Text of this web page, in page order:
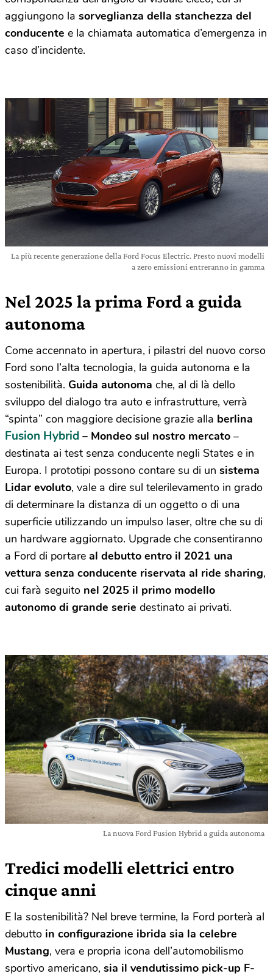
aggiungono la sorveglianza della stanchezza del
conducente e la chiamata automatica d’emergenza in
caso d’incidente.
La più recente generazione della Ford Focus Electric. Presto nuovi modelli
a zero emissioni entreranno in gamma
Nel 2025 la prima Ford a guida
autonoma
Come accennato in apertura, i pilastri del nuovo corso
Ford sono l’alta tecnologia, la guida autonoma e la
sostenibilità. Guida autonoma che, al di là dello
sviluppo del dialogo tra auto e infrastrutture, verrà
“spinta” con maggiore decisione grazie alla berlina
Fusion Hybrid – Mondeo sul nostro mercato –
destinata ai test senza conducente negli States e in
Europa. I prototipi possono contare su di un sistema
Lidar evoluto, vale a dire sul telerilevamento in grado
di determinare la distanza di un oggetto o di una
superficie utilizzando un impulso laser, oltre che su di
un hardware aggiornato. Upgrade che consentiranno
a Ford di portare al debutto entro il 2021 una
vettura senza conducente riservata al ride sharing,
cui farà seguito nel 2025 il primo modello
autonomo di grande serie destinato ai privati.
La nuova Ford Fusion Hybrid a guida autonoma
Tredici modelli elettrici entro
cinque anni
E la sostenibilità? Nel breve termine, la Ford porterà al
debutto in configurazione ibrida sia la celebre
Mustang, vera e propria icona dell’automobilismo
sportivo americano, sia il vendutissimo pick-up F-